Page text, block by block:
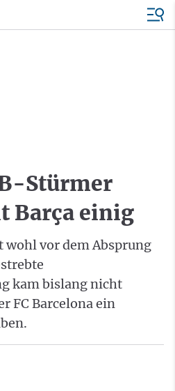
Stürmer
Barça einig
wohl vor dem Absprung
kam bislang nicht
FC Barcelona ein